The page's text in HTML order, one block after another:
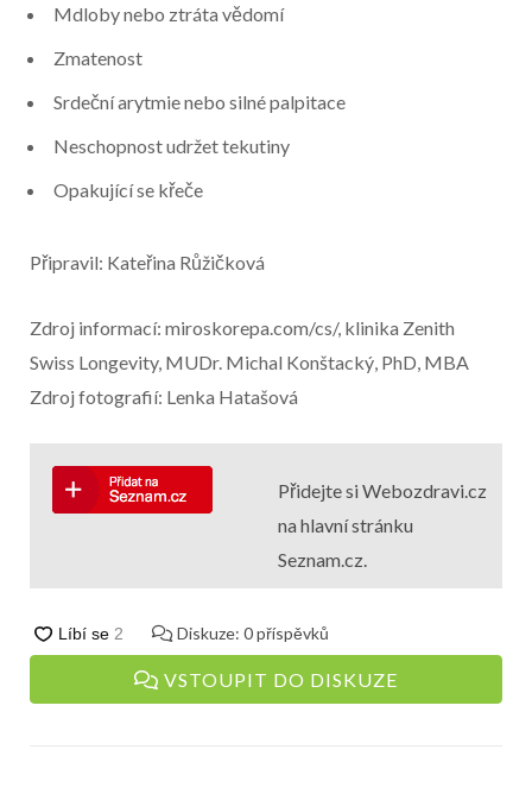
Mdloby nebo ztráta vědomí
Zmatenost
Srdeční arytmie nebo silné palpitace
Neschopnost udržet tekutiny
Opakující se křeče
Připravil: Kateřina Růžičková
Zdroj informací: miroskorepa.com/cs/, klinika Zenith
Swiss Longevity, MUDr. Michal Konštacký, PhD, MBA
Zdroj fotografií: Lenka Hatašová
Přidejte si Webozdravi.cz
na hlavní stránku
Seznam.cz.
Diskuze: 0příspěvků
VSTOUPIT DO DISKUZE